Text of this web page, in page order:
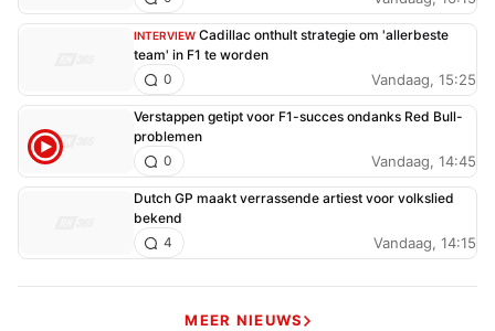
INTERVIEW Cadillac onthult strategie om 'allerbeste
team' in F1 te worden
Vandaag, 15:25
0
Verstappen getipt voor F1-succes ondanks Red Bull-
problemen
Vandaag, 14:45
0
Dutch GP maakt verrassende artiest voor volkslied
bekend
Vandaag, 14:15
4
MEER NIEUWS